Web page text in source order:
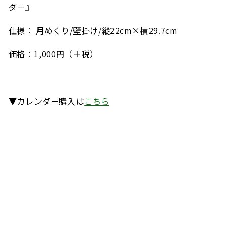
ダー』
仕様： 月めくり /壁掛け/縦22cm×横29.7cm
価格： 1,000円（＋税）
▼カレンダー購入はこちら